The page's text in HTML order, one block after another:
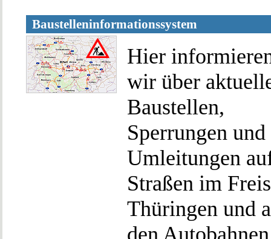
Baustelleninformationssystem
Hier
wir über
Baustellen,
Sperrungen und
Umleitungen
Straßen im
Thüringen und